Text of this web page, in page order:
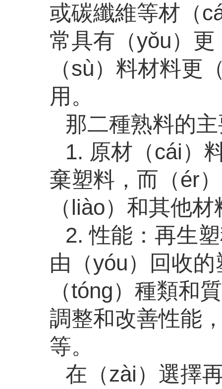
或碳纖維等材（
常具有（yǒu）
（sù）料材料更
用。
那二種熟料的
1. 原材（cái）
棄塑料，而（ér
（liào）和其他
2. 性能：再生
由（yóu）回收
（tóng）種類和
調整和改善性能
等。
在（zài）選擇